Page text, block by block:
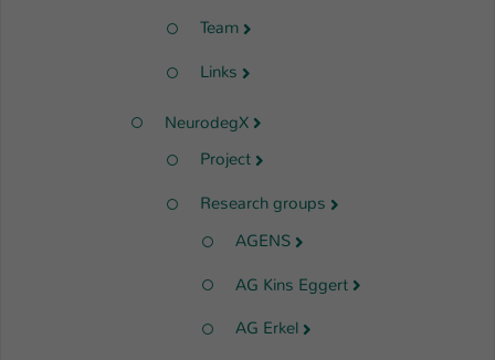
Team
Links
NeurodegX
Project
Research groups
AGENS
AG Kins Eggert
AG Erkel